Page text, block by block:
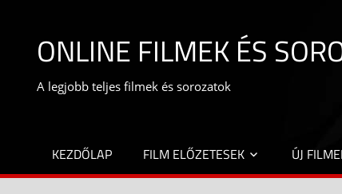
contentONLINE FILMEK ÉS
A legjobb teljes filmek és sorozatok
KEZDŐLAP FILM ELŐZETESEK ÚJ